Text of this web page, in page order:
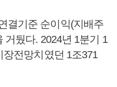
결기준 순이익(지배주
거뒀다. 2024년 1분기 1
장전망치였던 1조371